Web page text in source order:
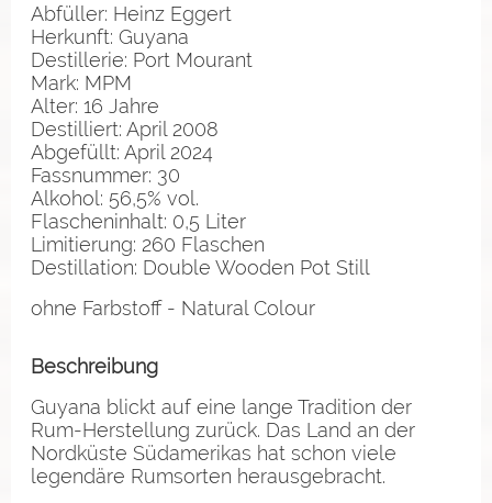
Abfüller: Heinz Eggert
Herkunft: Guyana
Destillerie: Port Mourant
Mark: MPM
Alter: 16 Jahre
Destilliert: April 2008
Abgefüllt: April 2024
Fassnummer: 30
Alkohol: 56,5% vol.
Flascheninhalt: 0,5 Liter
Limitierung: 260 Flaschen
Destillation: Double Wooden Pot Still
ohne Farbstoff - Natural Colour
Beschreibung
Guyana blickt auf eine lange Tradition der
Rum-Herstellung zurück. Das Land an der
Nordküste Südamerikas hat schon viele
legendäre Rumsorten herausgebracht.